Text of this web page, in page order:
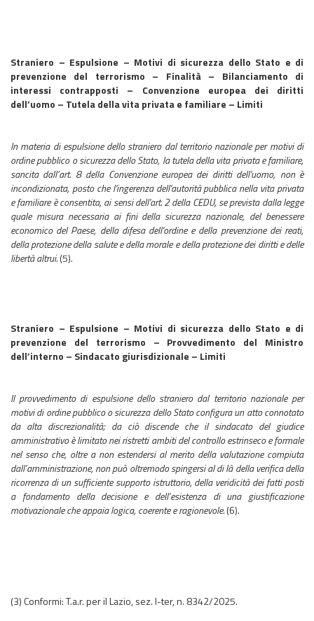
Straniero – Espulsione – Motivi di sicurezza dello Stato e di
prevenzione del terrorismo – Finalità – Bilanciamento di
interessi contrapposti – Convenzione europea dei diritti
dell’uomo – Tutela della vita privata e familiare – Limiti
In materia di espulsione dello straniero dal territorio nazionale per motivi di
ordine pubblico o sicurezza dello Stato, la tutela della vita privata e familiare,
sancita dall’art. 8 della Convenzione europea dei diritti dell'uomo, non è
incondizionata, posto che l'ingerenza dell'autorità pubblica nella vita privata
e familiare è consentita, ai sensi dell'art. 2 della CEDU, se prevista dalla legge
quale misura necessaria ai fini della sicurezza nazionale, del benessere
economico del Paese, della difesa dell'ordine e della prevenzione dei reati,
della protezione della salute e della morale e della protezione dei diritti e delle
libertà altrui.(5).
Straniero – Espulsione – Motivi di sicurezza dello Stato e di
prevenzione del terrorismo – Provvedimento del Ministro
dell’interno – Sindacato giurisdizionale – Limiti
Il provvedimento di espulsione dello straniero dal territorio nazionale per
motivi di ordine pubblico o sicurezza dello Stato configura un atto connotato
da alta discrezionalità; da ciò discende che il sindacato del giudice
amministrativo è limitato nei ristretti ambiti del controllo estrinseco e formale
nel senso che, oltre a non estendersi al merito della valutazione compiuta
dall’amministrazione, non può oltremodo spingersi al di là della verifica della
ricorrenza di un sufficiente supporto istruttorio, della veridicità dei fatti posti
a fondamento della decisione e dell’esistenza di una giustificazione
motivazionale che appaia logica, coerente e ragionevole.(6).
(3) Conformi: T.a.r. per il Lazio, sez. I-ter, n. 8342/2025.